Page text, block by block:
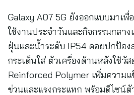
Galaxy A07 5G ยังออกแบบมาเ
ใช้งานประจำวันและกิจกรรมกลา
ฝุ่นและน้ำระดับ IP54 คอยปกป้อ
กระเด็นใส่ ตัวเครื่องด้านหลังใช้วั
Reinforced Polymer เพิ่มความ
ข่วนและแรงกระแทก พร้อมดีไซน์ตั